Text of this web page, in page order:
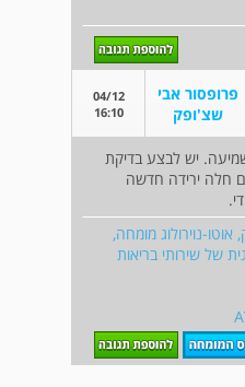
פרופסור אבי
שצ'ופק
04/12
16:10
יש לבצע בדיקת
חלה ירידה חדשה
נוירולוג מומחה,
של שירותי בריאות